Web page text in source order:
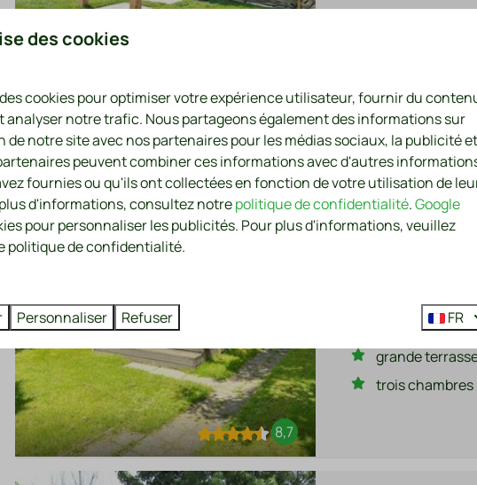
8,1
8,7
Chalet 521 au
Pays-Bas, Hollande-
2
Chalet avec
Climatisation
jardin
grande
trois chambres
des cookies
cookies pour optimiser votre expérience utilisateur, fournir du
analyser notre trafic. Nous partageons également des informations sur
notre site avec nos partenaires pour les médias sociaux, la publicité et
peuvent combiner ces informations avec d'autres
fournies ou qu'ils ont collectées en fonction de votre utilisation de
d'informations, consultez notrepolitique de confidentialité.Google
pour personnaliser les publicités. Pour plus d'informations, veuillez
politique de confidentialité.
Personnaliser Refuser FR